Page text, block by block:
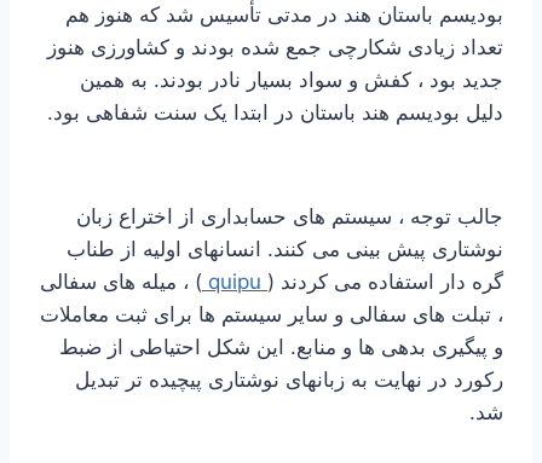
بودیسم باستان هند در مدتی تأسیس شد که هنوز هم
تعداد زیادی شکارچی جمع شده بودند و کشاورزی هنوز
جدید بود ، کفش و سواد بسیار نادر بودند. به همین
دلیل بودیسم هند باستان در ابتدا یک سنت شفاهی بود.
جالب توجه ، سیستم های حسابداری از اختراع زبان
نوشتاری پیش بینی می کنند. انسانهای اولیه از طناب
گره دار استفاده می کردند (
) ، میله های سفالی
، تبلت های سفالی و سایر سیستم ها برای ثبت معاملات
و پیگیری بدهی ها و منابع. این شکل احتیاطی از ضبط
رکورد در نهایت به زبانهای نوشتاری پیچیده تر تبدیل
شد.